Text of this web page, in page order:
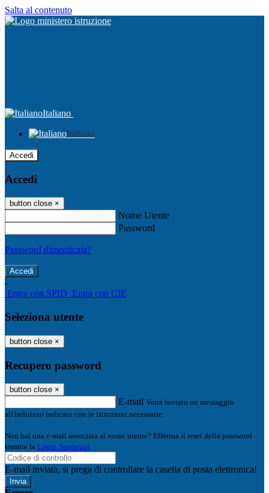
Salta al contenuto
Italiano
Italiano
Accedi
Accedi
button close ×
Nome Utente
Password
Password dimenticata?
-
Entra con SPID Entra con CIE
Seleziona utente
button close ×
Recupero password
button close ×
E-mail Verrà inviato un messaggio
all'indirizzo indicato con le istruzioni necessarie.
Non hai una e-mail associata al nome utente? Effettua il reset della password
tramite la Login Spaggiari
E-mail inviata, si prega di controllare la casella di posta elettronica!